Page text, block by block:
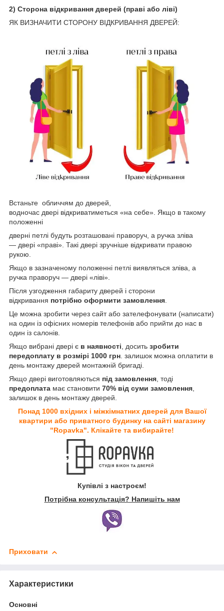
2) Сторона відкривання дверей (праві або ліві)
ЯК ВИЗНАЧИТИ СТОРОНУ ВІДКРИВАННЯ ДВЕРЕЙ:
Встаньте обличчям до дверей,
водночас двері відкриватиметься «на себе». Якщо в такому
положенні
дверні петлі будуть розташовані праворуч, а ручка зліва
— двері «праві». Такі двері зручніше відкривати правою
рукою.
Якщо в зазначеному положенні петлі виявляться зліва, а
ручка праворуч — двері «ліві».
Після узгодження габариту дверей і сторони
відкривання потрібно оформити замовлення
Це можна зробити через сайт або зателефонувати (написати)
на один із офісних номерів телефонів або прийти до нас в
один із салонів.
Якщо вибрані двері є в наявності , досить зробити
передоплату в розмірі 1000 грн . залишок можна оплатити в
день монтажу дверей монтажній бригаді.
Якщо двері виготовляються під замовлення , тоді
предоплата має становити 70% від суми замовлення
залишок в день монтажу дверей.
Понад 1000 вхідних і міжкімнатних дверей для Вашої
квартири або приватного будинку на сайті магазину
"Ropavka". Клікайте та вибирайте!
Купівлі з настроєм!
Потрібна консультація? Напишіть нам
Приховати
Характеристики
Основні